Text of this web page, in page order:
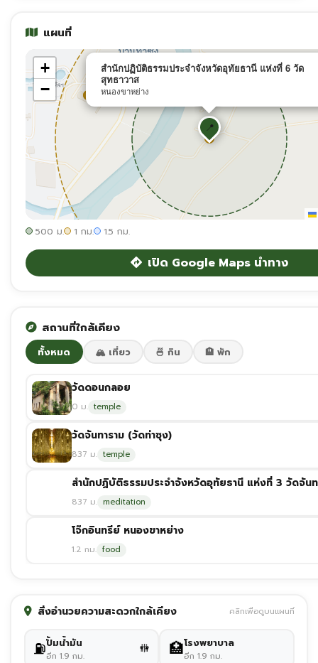
แผนที่
📍
สำนักปฏิบัติธรรมประจำจังหวัดอุทัยธานี แห่งที่ 6 วัด
สุทธาวาส
หนองขาหย่าง
+
−
500 ม. 1 กม. 1.5 กม.
เปิด Google Maps นำทาง
สถานที่ใกล้เคียง
ทั้งหมด 🏔️ เที่ยว 🍜 กิน 🏨 พัก
วัดดอนกลอย
0 ม. temple
วัดจันทาราม (วัดท่าซุง)
837 ม. temple
สำนักปฏิบัติธรรมประจำจังหวัดอุทัยธานี แห่งที่ 3 วัดจัน
837 ม. meditation
โจ๊กอินทรีย์ หนองขาหย่าง
1.2 กม. food
สิ่งอำนวยความสะดวกใกล้เคียง คลิกเพื่อดูบนแผนที่
⛽ปั้มน้ำมัน
อีก 1.9 กม. 🚻 🏥โรงพยาบาล
อีก 1.9 กม.